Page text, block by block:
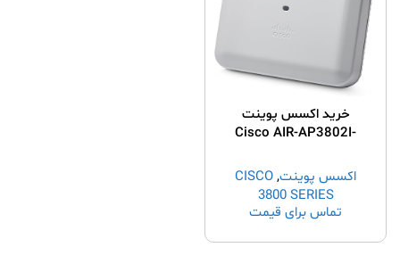
خرید اکسس پوینت
Cisco AIR-AP3802I-
اکسس پوینت,
CISCO
3800 SERIES
تماس برای قیمت